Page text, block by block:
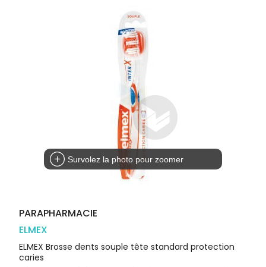
Survolez la photo pour zoomer
PARAPHARMACIE
ELMEX
ELMEX Brosse dents souple tête standard protection
caries